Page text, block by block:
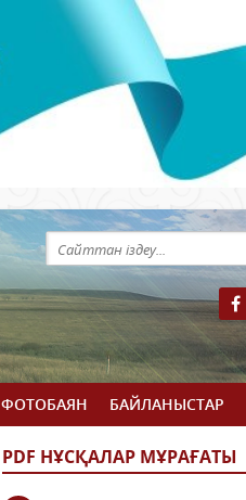
ФОТОБАЯН БАЙЛАНЫСТАР
PDF НҰСҚАЛАР МҰРАҒАТЫ